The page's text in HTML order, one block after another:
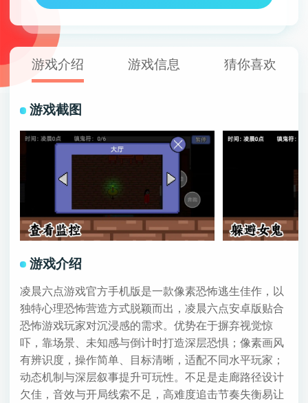
游戏介绍 游戏信息 猜你喜欢
游戏截图
游戏介绍
凌晨六点游戏官方手机版是一款像素恐怖逃生佳作，以
独特心理恐怖营造方式脱颖而出，凌晨六点安卓版贴合
恐怖游戏玩家对沉浸感的需求。优势在于摒弃视觉惊
吓，靠场景、未知感与倒计时打造深层恐惧；像素画风
有辨识度，操作简单、目标清晰，适配不同水平玩家；
动态机制与深层叙事提升可玩性。不足是走廊路径设计
欠佳，音效与开局线索不足，高难度追击节奏失衡易让